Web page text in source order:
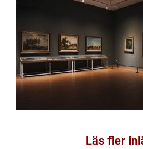
Läs fler